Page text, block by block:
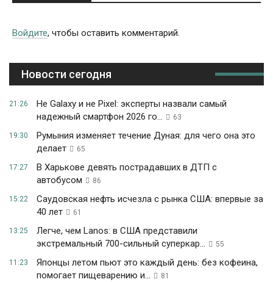
Войдите, чтобы оставить комментарий.
Новости сегодня
21:26
Не Galaxy и не Pixel: эксперты назвали самый
надежный смартфон 2026 го...
63
19:30
Румыния изменяет течение Дуная: для чего она это
делает
65
17:27
В Харькове девять пострадавших в ДТП с
автобусом
86
15:22
Саудовская нефть исчезла с рынка США: впервые за
40 лет
61
13:25
Легче, чем Lanos: в США представили
экстремальный 700-сильный суперкар...
55
11:23
Японцы летом пьют это каждый день: без кофеина,
помогает пищеварению и...
81